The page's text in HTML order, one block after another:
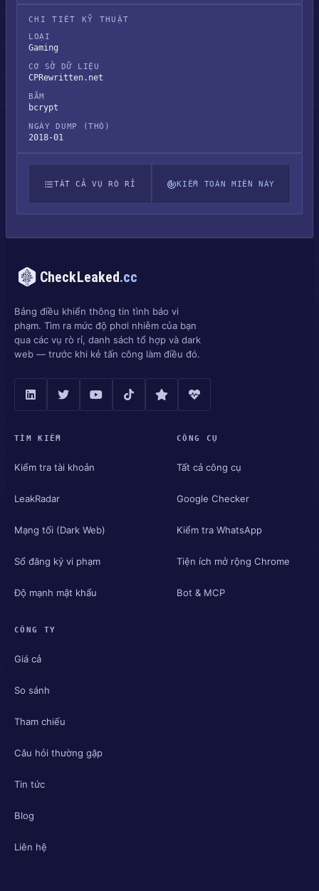
CHI TIẾT KỸ THUẬT
LOẠI
Gaming
CƠ SỞ DỮ LIỆU
CPRewritten.net
BĂM
bcrypt
NGÀY DUMP (THÔ)
2018-01
TẤT CẢ VỤ RÒ RỈ KIỂM TOÁN MIỀN NÀY
CheckLeaked.cc
Bảng điều khiển thông tin tình báo vi
phạm. Tìm ra mức độ phơi nhiễm của bạn
qua các vụ rò rỉ, danh sách tổ hợp và dark
web — trước khi kẻ tấn công làm điều đó.
TÌM KIẾM
Kiểm tra tài khoản
LeakRadar
Mạng tối (Dark Web)
Sổ đăng ký vi phạm
Độ mạnh mật khẩu
CÔNG CỤ
Tất cả công cụ
Google Checker
Kiểm tra WhatsApp
Tiện ích mở rộng Chrome
Bot & MCP
CÔNG TY
Giá cả
So sánh
Tham chiếu
Câu hỏi thường gặp
Tin tức
Blog
Liên hệ